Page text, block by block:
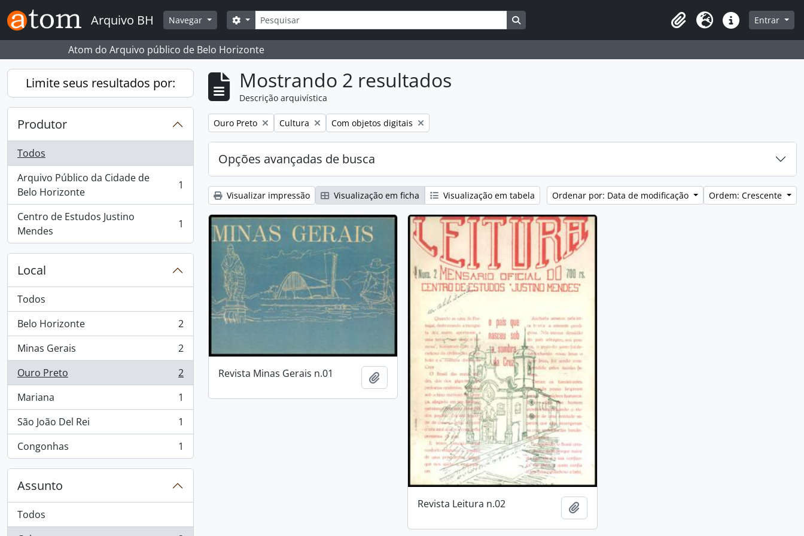
Skip to main content
Arquivo BH Navegar Buscar
Opções de busca
Área de Transferência
Idioma Atalhos Entrar
Atom do Arquivo público de Belo Horizonte
Limite seus resultados por:
Produtor
Todos
Arquivo Público da Cidade de
Belo Horizonte
, 1 resultados 1
Centro de Estudos Justino
Mendes
, 1 resultados 1
Local
Todos
Belo Horizonte
, 2 resultados
2
Minas Gerais
, 2 resultados
2
Ouro Preto
, 2 resultados
2
Mariana
, 1 resultados
1
São João Del Rei
, 1 resultados
1
Congonhas
, 1 resultados 1
Assunto
Todos
Mostrando 2 resultados
Descrição arquivística
Remover filtro:
Ouro Preto Remover filtro:
Cultura Remover filtro:
Com objetos digitais
Opções avançadas de busca
Visualizar impressão Visualização em ficha Visualização em tabela Ordenar por: Data de modificação Ordem: Crescente
Revista Minas Gerais n.01 Adicionar a área de transferência
Revista Leitura n.02 Adicionar a área de transferência